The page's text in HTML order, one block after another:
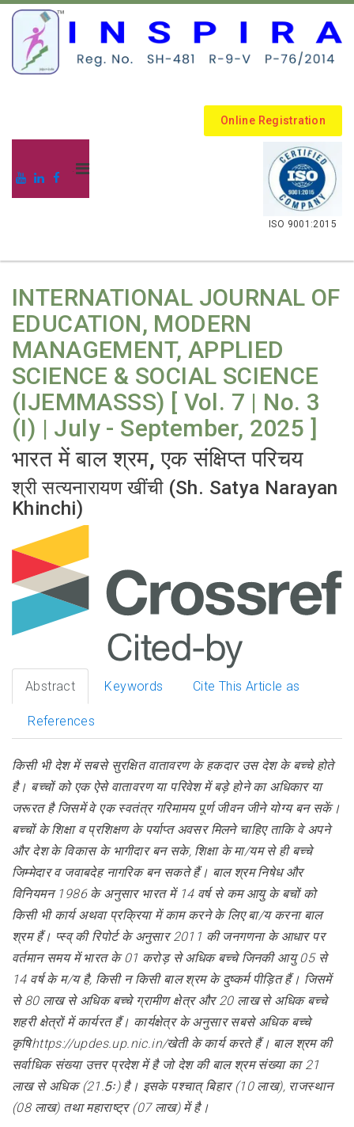
Online Registration
.
ISO 9001:2015
INTERNATIONAL JOURNAL OF
EDUCATION, MODERN
MANAGEMENT, APPLIED
SCIENCE & SOCIAL SCIENCE
(IJEMMASSS) [ Vol. 7 | No. 3
(I) | July - September, 2025 ]
भारत में बाल श्रम, एक संक्षिप्त परिचय
श्री सत्यनारायण खींची (Sh. Satya Narayan
Khinchi)
Abstract Keywords Cite This Article as
References
किसी भी देश में सबसे सुरक्षित वातावरण के हकदार उस देश के बच्चे होते
है। बच्चों को एक ऐसे वातावरण या परिवेश में बड़े होने का अधिकार या
जरूरत है जिसमें वे एक स्वतंत्र गरिमामय पूर्ण जीवन जीने योग्य बन सकें।
बच्चों के शिक्षा व प्रशिक्षण के पर्याप्त अवसर मिलने चाहिए ताकि वे अपने
और देश के विकास के भागीदार बन सके, शिक्षा के मा/यम से ही बच्चे
जिम्मेदार व जवाबदेह नागरिक बन सकते हैं। बाल श्रम निषेध और
विनियमन 1986 के अनुसार भारत में 14 वर्ष से कम आयु के बचों को
किसी भी कार्य अथवा प्रक्रिया में काम करने के लिए बा/य करना बाल
श्रम हैं। प्स्व् की रिपोर्ट के अनुसार 2011 की जनगणना के आधार पर
वर्तमान समय में भारत के 01 करोड़ से अधिक बच्चे जिनकी आयु 05 से
14 वर्ष के म/य है, किसी न किसी बाल श्रम के दुष्कर्म पीड़ित हैं। जिसमें
से 80 लाख से अधिक बच्चे ग्रामीण क्षेत्र और 20 लाख से अधिक बच्चे
शहरी क्षेत्रों में कार्यरत हैं। कार्यक्षेत्र के अनुसार सबसे अधिक बच्चे
कृषिhttps://updes.up.nic.in/खेती के कार्य करते हैं। बाल श्रम की
सर्वाधिक संख्या उत्तर प्रदेश में है जो देश की बाल श्रम संख्या का 21
लाख से अधिक (21.5ः) है। इसके पश्चात् बिहार (10 लाख), राजस्थान
(08 लाख) तथा महाराष्ट्र (07 लाख) में है।